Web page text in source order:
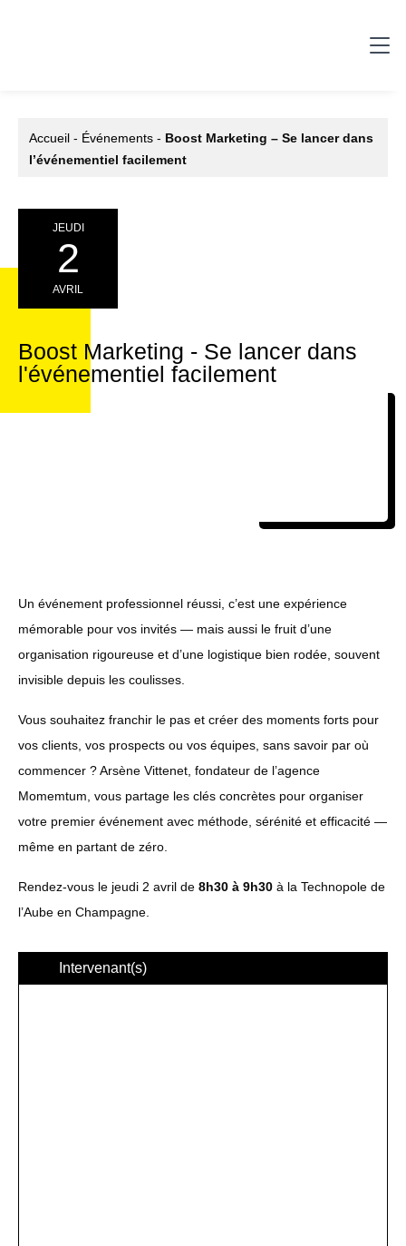
Accueil - Événements - Boost Marketing – Se lancer dans
l’événementiel facilement
JEUDI
2
AVRIL
Boost Marketing - Se lancer dans
l'événementiel facilement
Un événement professionnel réussi, c’est une expérience
mémorable pour vos invités — mais aussi le fruit d’une
organisation rigoureuse et d’une logistique bien rodée, souvent
invisible depuis les coulisses.
Vous souhaitez franchir le pas et créer des moments forts pour
vos clients, vos prospects ou vos équipes, sans savoir par où
commencer ? Arsène Vittenet, fondateur de l’agence
Momemtum, vous partage les clés concrètes pour organiser
votre premier événement avec méthode, sérénité et efficacité —
même en partant de zéro.
Rendez-vous le jeudi 2 avril de 8h30 à 9h30 à la Technopole de
l’Aube en Champagne.
Intervenant(s)